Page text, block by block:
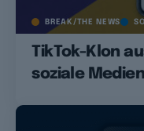
BREAK/THE NEWS
TikTok-Klon
soziale